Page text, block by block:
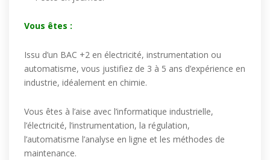
Vous êtes :
Issu d’un BAC +2 en électricité, instrumentation ou
automatisme, vous justifiez de 3 à 5 ans d’expérience en
industrie, idéalement en chimie.
Vous êtes à l’aise avec l’informatique industrielle,
l’électricité, l’instrumentation, la régulation,
l’automatisme l’analyse en ligne et les méthodes de
maintenance.